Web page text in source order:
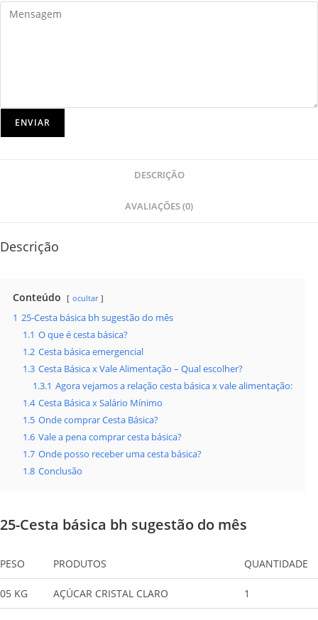
ENVIAR
DESCRIÇÃO
AVALIAÇÕES (0)
Descrição
Conteúdo ocultar
1 25-Cesta básica bh sugestão do mês
1.1 O que é cesta básica?
1.2 Cesta básica emergencial
1.3 Cesta Básica x Vale Alimentação – Qual escolher?
1.3.1 Agora vejamos a relação cesta básica x vale alimentação:
1.4 Cesta Básica x Salário Mínimo
1.5 Onde comprar Cesta Básica?
1.6 Vale a pena comprar cesta básica?
1.7 Onde posso receber uma cesta básica?
1.8 Conclusão
25-Cesta básica bh sugestão do mês
PESO PRODUTOS QUANTIDADE
05 KG AÇÚCAR CRISTAL CLARO 1